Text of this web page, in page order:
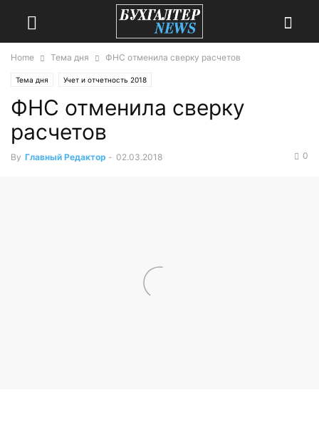
Home Тема дня ФНС отменила сверку расчетов
Тема дня Учет и отчетность 2018
ФНС отменила сверку
расчетов
By Главный Редактор - 02.03.2018 0